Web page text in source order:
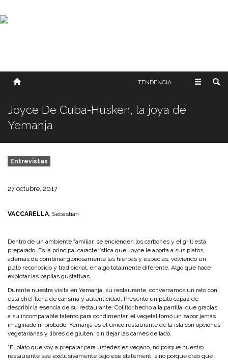
SOBRE NOSOTROS
TENDENCIA
Joyce De Cuba-Husken, la joya de
Yemanja
Entrevistas
27 octubre, 2017
VACCARELLA, Sebastián
Dentro de un ambiente familiar, se encienden los carbones y el grill está
preparado. Es la principal característica que Joyce le aporta a sus platos,
además de combinar gloriosamente las hierbas y especias, volviendo un
plato reconocido y tradicional, en algo totalmente diferente. Algo que hace
explotar las papilas gustativas.
Durante nuestra visita en Yemanja, su restaurante, conversamos un rato con
esta chef llena de carisma y autenticidad. Presentó un plato capaz de
describir la esencia de su restaurante: Coliflor hecho a la parrilla, que gracias
a su incomparable talento para condimentar, el vegetal tomó un sabor jamás
imaginado ni probado. Yemanja es el único restaurante de la isla con opciones
vegetarianas y libres de gluten, sin dejar las carnes de lado.
“El plato que voy a preparar para ustedes es vegano, no porque nuestro
restaurante sea exclusivamente bajo ese statement, sino porque creo que